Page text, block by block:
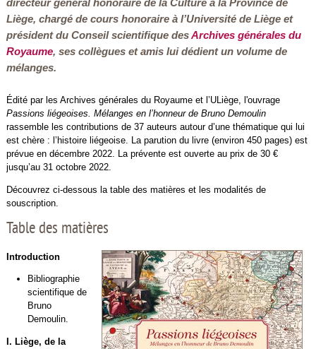
directeur général honoraire de la Culture à la Province de
Liège, chargé de cours honoraire à l’Université de Liège et
président du Conseil scientifique desArchives générales du
Royaume, ses collègues et amis lui dédient un volume de
mélanges.
Édité par les Archives générales du Royaume et l’ULiège, l'ouvrage
Passions liégeoises. Mélanges en l’honneur de Bruno Demoulin
rassemble les contributions de 37 auteurs autour d’une thématique qui lui
est chère : l’histoire liégeoise. La parution du livre (environ 450 pages) est
prévue en décembre 2022. La prévente est ouverte au prix de 30 €
jusqu’au 31 octobre 2022.
Découvrez ci-dessous la table des matières et les modalités de
souscription.
Table des matières
Introduction
Bibliographie
scientifique de
Bruno
Demoulin.
I. Liège, de la